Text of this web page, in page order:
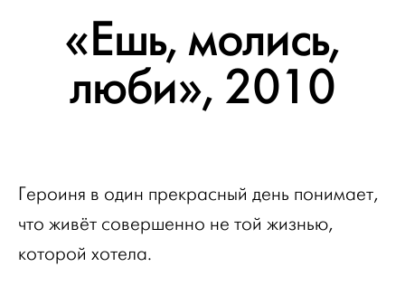
«Ешь, молись,
люби», 2010
Героиня в один прекрасный день понимает,
что живёт совершенно не той жизнью,
которой хотела.